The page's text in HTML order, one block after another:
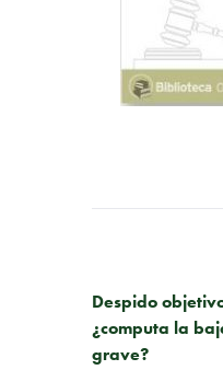
Despido
¿computa la
grave?